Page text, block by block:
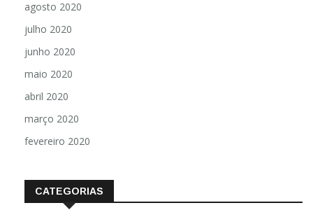
agosto 2020
julho 2020
junho 2020
maio 2020
abril 2020
março 2020
fevereiro 2020
CATEGORIAS